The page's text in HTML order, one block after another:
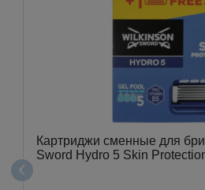
Картриджи сменные для
Sword Hydro 5 Skin